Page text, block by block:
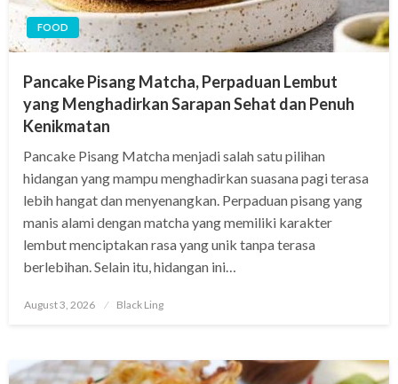
FOOD
Pancake Pisang Matcha, Perpaduan Lembut
yang Menghadirkan Sarapan Sehat dan Penuh
Kenikmatan
Pancake Pisang Matcha menjadi salah satu pilihan
hidangan yang mampu menghadirkan suasana pagi terasa
lebih hangat dan menyenangkan. Perpaduan pisang yang
manis alami dengan matcha yang memiliki karakter
lembut menciptakan rasa yang unik tanpa terasa
berlebihan. Selain itu, hidangan ini…
Posted
August 3, 2026 Black Ling